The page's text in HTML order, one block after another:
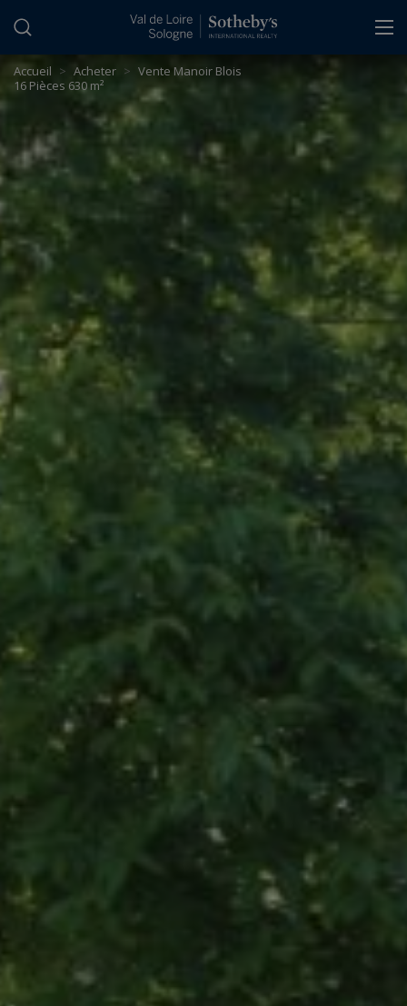
Accueil > Acheter > Vente Manoir Blois
16 Pièces 630 m²